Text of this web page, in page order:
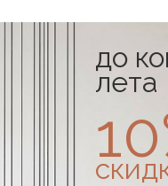
до
лета